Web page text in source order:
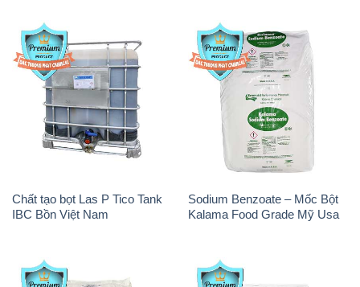
Chất tạo bọt Las P Tico Tank
IBC Bồn Việt Nam
Sodium Benzoate – Mốc Bột
Kalama Food Grade Mỹ Usa